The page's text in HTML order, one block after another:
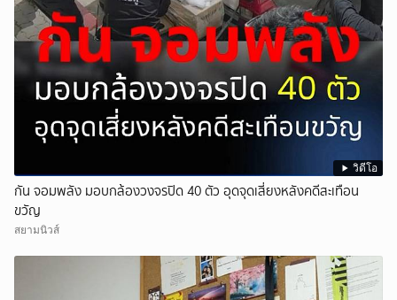
วิดีโอ
กัน จอมพลัง มอบกล้องวงจรปิด 40 ตัว อุดจุดเสี่ยงหลังคดีสะเทือน
ขวัญ
สยามนิวส์